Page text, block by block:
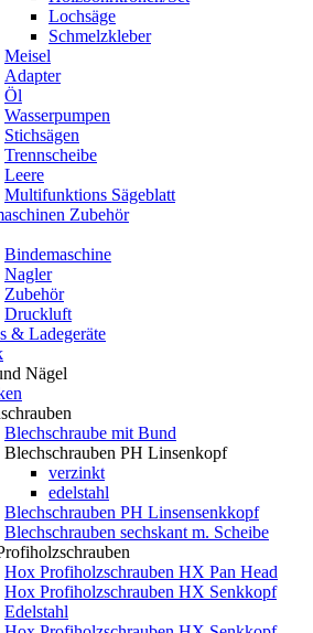
Lochsäge
Schmelzkleber
Meisel
Adapter
Öl
Wasserpumpen
Stichsägen
Trennscheibe
Leere
Multifunktions Sägeblatt
Zubehör
Bindemaschine
Nagler
Zubehör
Druckluft
& Ladegeräte
Nägel
Blechschraube mit Bund
Blechschrauben PH Linsenkopf
verzinkt
edelstahl
Blechschrauben PH Linsensenkkopf
Blechschrauben sechskant m. Scheibe
Hox Profiholzschrauben HX Pan Head
Hox Profiholzschrauben HX Senkkopf
Edelstahl